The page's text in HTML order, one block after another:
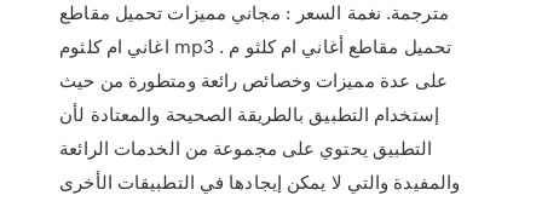
مترجمة. نغمة السعر : مجاني مميزات تحميل مقاطع
اغاني ام كلثوم mp3 . تحميل مقاطع أغاني ام كلثو م
على عدة مميزات وخصائص رائعة ومتطورة من حيث
إستخدام التطبيق بالطريقة الصحيحة والمعتادة لأن
التطبيق يحتوي على مجموعة من الخدمات الرائعة
والمفيدة والتي لا يمكن إيجادها في التطبيقات الأخرى